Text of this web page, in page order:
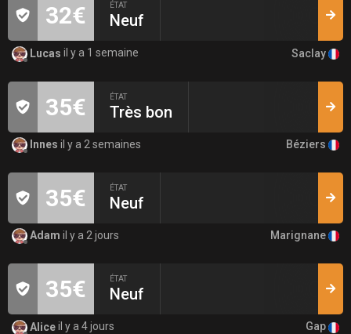
32€ ÉTAT
Neuf
Lucas il y a 1 semaine Saclay
35€ ÉTAT
Très bon
Innes il y a 2 semaines Béziers
35€ ÉTAT
Neuf
Adam il y a 2 jours Marignane
35€ ÉTAT
Neuf
Aliceil y a 4 jours Gap